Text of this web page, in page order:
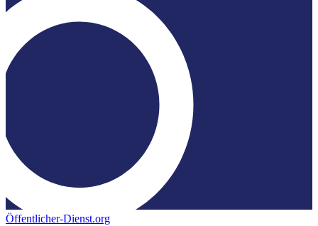
Öffentlicher-Dienst.org